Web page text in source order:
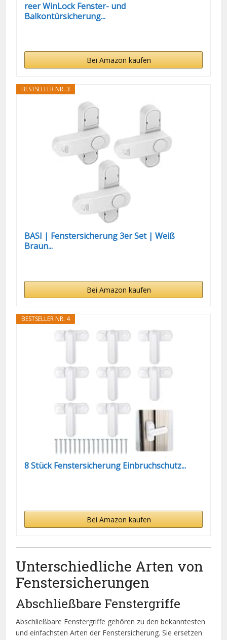
reer WinLock Fenster- und
Balkontürsicherung...
Bei Amazon kaufen
BESTSELLER NR. 3
BASI | Fenstersicherung 3er Set | Weiß
Braun...
Bei Amazon kaufen
BESTSELLER NR. 4
8 Stück Fenstersicherung Einbruchschutz...
Bei Amazon kaufen
Unterschiedliche Arten von
Fenstersicherungen
Abschließbare Fenstergriffe
Abschließbare Fenstergriffe gehören zu den bekanntesten
und einfachsten Arten der Fenstersicherung. Sie ersetzen